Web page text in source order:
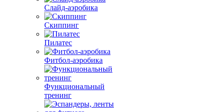
Слайд-аэробика
Скиппинг
Пилатес
Фитбол-аэробика
Функциональный
тренинг